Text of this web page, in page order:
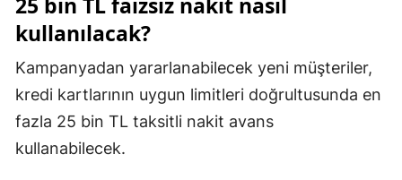
kullanılacak?
Kampanyadan yararlanabilecek yeni müşteriler,
kredi kartlarının uygun limitleri doğrultusunda en
fazla 25 bin TL taksitli nakit avans
kullanabilecek.